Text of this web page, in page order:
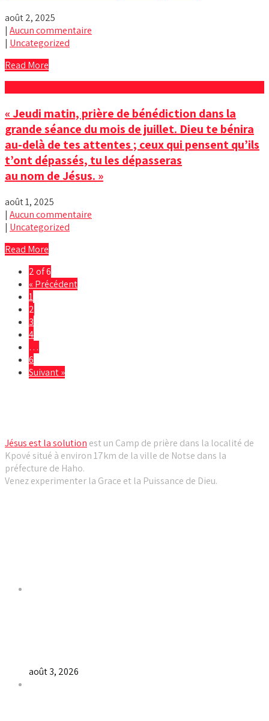
août 2, 2025
| Aucun commentaire
| Uncategorized
Read More
« Jeudi matin, prière de bénédiction dans la
grande séance du mois de juillet. Dieu te bénira
au-delà de tes attentes ; ceux qui pensent qu’ils
t’ont dépassés, tu les dépasseras
au nom de Jésus. »
août 1, 2025
| Aucun commentaire
| Uncategorized
Read More
2 of 6
« Précédent
1
2
3
4
…
6
Suivant »
Jésus est la solution est un Camp de prière dans la localité de
Kpové situé à environ 17km de la ville de Notse dans la
préfecture de Haho.
Venez experimenter la Grace et la Puissance de Dieu.
août 3, 2026